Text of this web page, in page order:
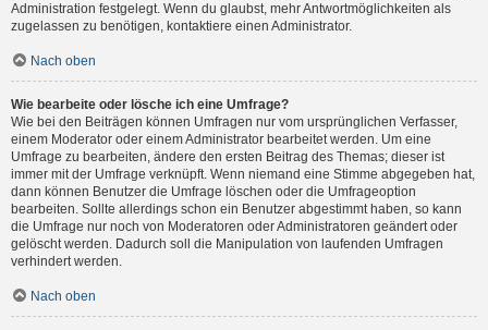
Administration festgelegt. Wenn du glaubst, mehr Antwortmöglichkeiten als
zugelassen zu benötigen, kontaktiere einen Administrator.
Nach oben
Wie bearbeite oder lösche ich eine Umfrage?
Wie bei den Beiträgen können Umfragen nur vom ursprünglichen Verfasser,
einem Moderator oder einem Administrator bearbeitet werden. Um eine
Umfrage zu bearbeiten, ändere den ersten Beitrag des Themas; dieser ist
immer mit der Umfrage verknüpft. Wenn niemand eine Stimme abgegeben hat,
dann können Benutzer die Umfrage löschen oder die Umfrageoption
bearbeiten. Sollte allerdings schon ein Benutzer abgestimmt haben, so kann
die Umfrage nur noch von Moderatoren oder Administratoren geändert oder
gelöscht werden. Dadurch soll die Manipulation von laufenden Umfragen
verhindert werden.
Nach oben